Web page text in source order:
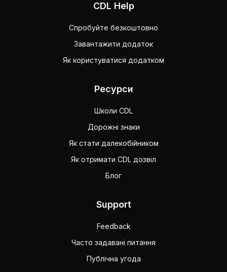
CDL Help
Спробуйте безкоштовно
Завантажити додаток
Як користуватися додатком
Ресурси
Школи CDL
Дорожні знаки
Як стати далекобійником
Як отримати CDL дозвіл
Блог
Support
Feedback
Часто задавані питання
Публічна угода